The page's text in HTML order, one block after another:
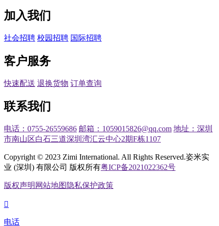
加入我们
社会招聘 校园招聘 国际招聘
客户服务
快速配送 退换货物 订单查询
联系我们
电话：0755-26559686 邮箱：1059015826@qq.com 地址：深圳
市南山区白石三道深圳湾汇云中心2期F栋1107
Copyright © 2023 Zimi International. All Rights Reserved.姿米实
业 (深圳) 有限公司 版权所有粤ICP备2021022362号
版权声明 网站地图 隐私保护政策

电话